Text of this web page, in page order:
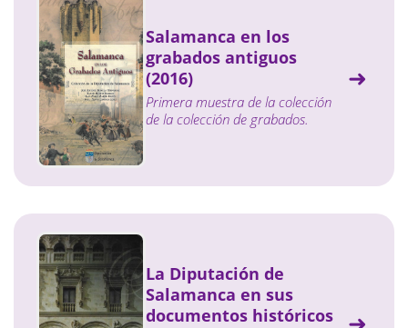
Salamanca en los
grabados antiguos
(2016)
Primera muestra de la colección
de la colección de grabados.
La Diputación de
Salamanca en sus
documentos históricos